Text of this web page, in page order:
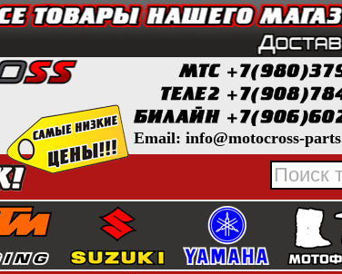
Email: info@motocross-